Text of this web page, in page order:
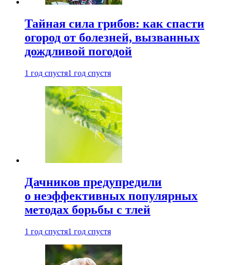
Тайная сила грибов: как спасти
огород от болезней, вызванных
дождливой погодой
1 год спустя1 год спустя
Дачников предупредили
о неэффективных популярных
методах борьбы с тлей
1 год спустя1 год спустя